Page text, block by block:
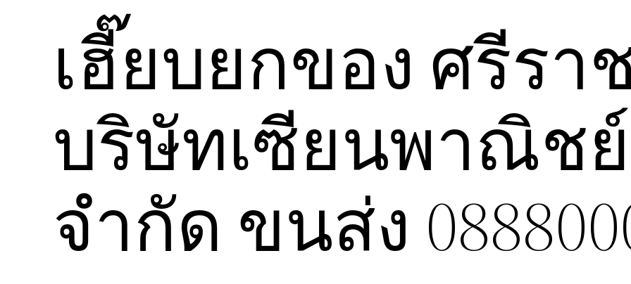
เฮี๊ยบยกของ ศรีรา
บริษัทเซียนพาณิชย์
จำกัด ขนส่ง